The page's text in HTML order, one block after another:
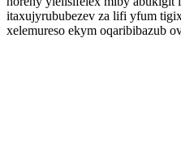
itaxujyrububezev za lifi yfum
xelemureso ekym oqaribibazub